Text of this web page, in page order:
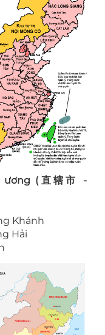
ương (直辖市 -
Khánh
Hải